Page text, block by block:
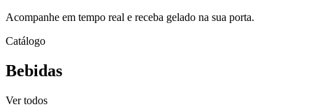
Acompanhe em tempo real e receba gelado na sua porta.
Catálogo
Bebidas
Ver todos